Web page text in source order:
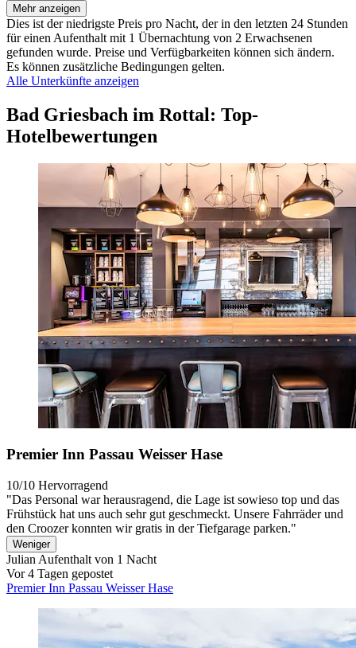
Mehr anzeigen
Dies ist der niedrigste Preis pro Nacht, der in den letzten 24 Stunden
für einen Aufenthalt mit 1 Übernachtung von 2 Erwachsenen
gefunden wurde. Preise und Verfügbarkeiten können sich ändern.
Es können zusätzliche Bedingungen gelten.
Alle Unterkünfte anzeigen
Bad Griesbach im Rottal: Top-
Hotelbewertungen
Premier Inn Passau Weisser Hase
10/10 Hervorragend
"Das Personal war herausragend, die Lage ist sowieso top und das
Frühstück hat uns auch sehr gut geschmeckt. Unsere Fahrräder und
den Croozer konnten wir gratis in der Tiefgarage parken."
Weniger
Julian Aufenthalt von 1 Nacht
Vor 4 Tagen gepostet
Premier Inn Passau Weisser Hase